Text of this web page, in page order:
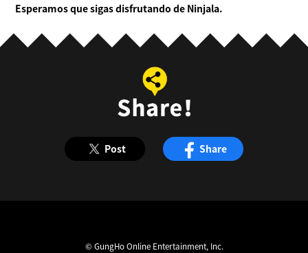
Esperamos que sigas disfrutando de Ninjala.
Post Share
© GungHo Online Entertainment, Inc.